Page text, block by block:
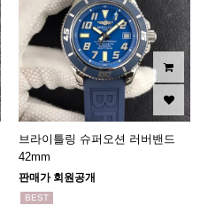
브라이틀링 슈퍼오션 러버밴드
42mm
판매가 회원공개
BEST